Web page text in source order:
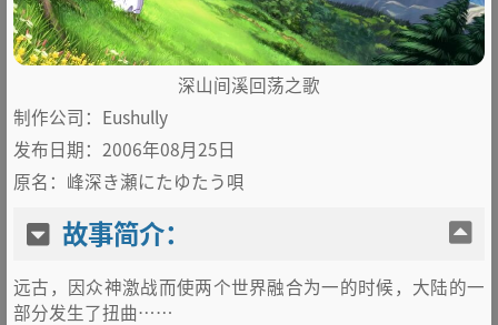
深山间溪回荡之歌
制作公司： Eushully
发布日期：2006年08月25日
原名：峰深き瀬にたゆたう唄
故事简介：
远古，因众神激战而使两个世界融合为一的时候，大陆的一
部分发生了扭曲……